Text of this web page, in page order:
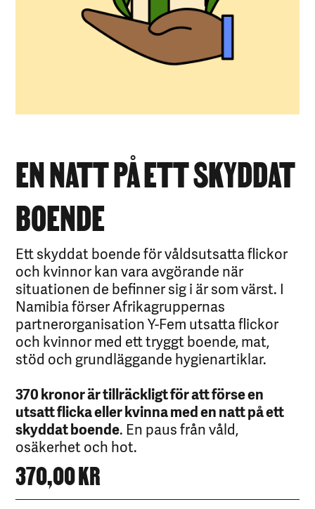
EN NATT PÅ ETT SKYDDAT
BOENDE
Ett skyddat boende för våldsutsatta flickor
och kvinnor kan vara avgörande när
situationen de befinner sig i är som värst. I
Namibia förser Afrikagruppernas
partnerorganisation Y-Fem utsatta flickor
och kvinnor med ett tryggt boende, mat,
stöd och grundläggande hygienartiklar.
370 kronor är tillräckligt för att förse en
utsatt flicka eller kvinna med en natt på ett
skyddat boende. En paus från våld,
osäkerhet och hot.
370,00KR